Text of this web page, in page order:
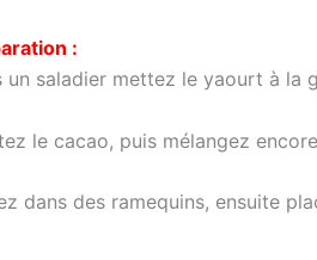
:
un saladier mettez le yaourt à la
le cacao, puis mélangez
dans des ramequins, ensuite